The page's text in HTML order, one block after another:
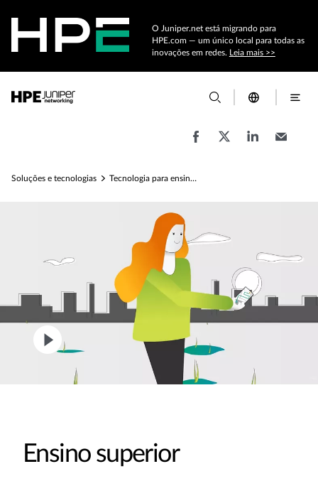
O Juniper.net está migrando para
HPE.com — um único local para todas as
inovações em redes. Leia mais >>
Soluções e tecnologias Tecnologia para ensino superior e soluções para redes
Ensino superior